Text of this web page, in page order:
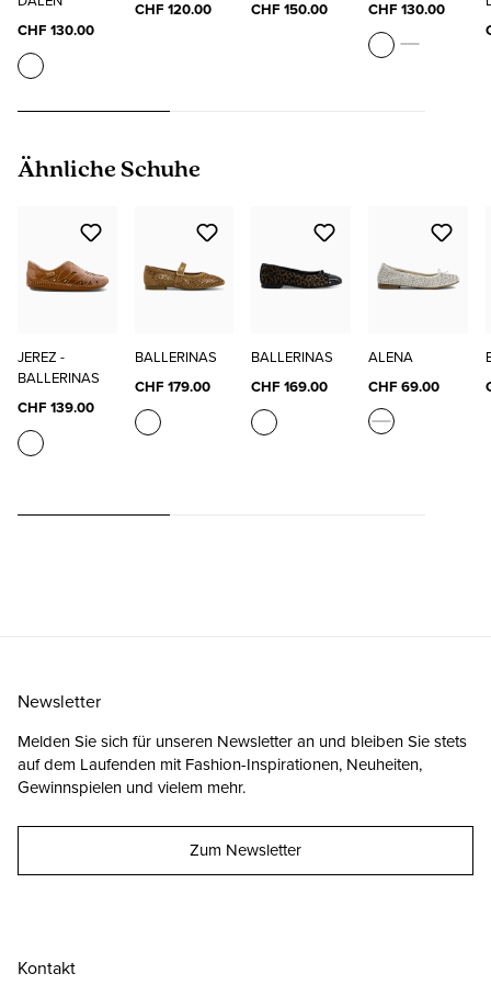
CHF 130.00
CHF 120.00
CHF 150.00
CHF 130.00
Produktgalerie überspringen
Ähnliche Schuhe
JEREZ -
BALLERINAS
CHF 139.00
BALLERINAS
CHF 179.00
BALLERINAS
CHF 169.00
ALENA
CHF 69.00
Kontakt
Newsletter
Melden Sie sich für unseren Newsletter an und bleiben Sie stets
auf dem Laufenden mit Fashion-Inspirationen, Neuheiten,
Gewinnspielen und vielem mehr.
Zum Newsletter